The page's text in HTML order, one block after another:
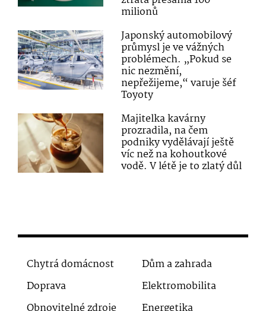
milionů
Japonský automobilový
průmysl je ve vážných
problémech. „Pokud se
nic nezmění,
nepřežijeme,“ varuje šéf
Toyoty
Majitelka kavárny
prozradila, na čem
podniky vydělávají ještě
víc než na kohoutkové
vodě. V létě je to zlatý důl
Chytrá domácnost
Dům a zahrada
Doprava
Elektromobilita